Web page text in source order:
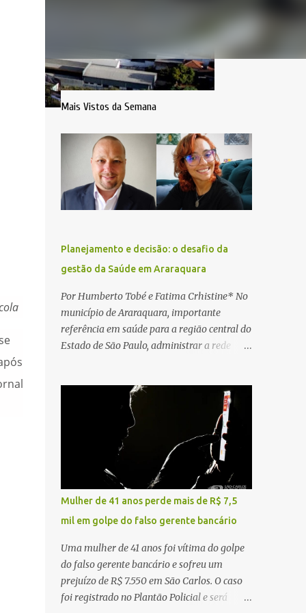
Mais Vistos da Semana
Planejamento e decisão: o desafio da
gestão da Saúde em Araraquara
Por Humberto Tobé e Fatima Crhistine* No
município de Araraquara, importante
referência em saúde para a região central do
Estado de São Paulo, administrar a rede
A cidade concentra hospitais, unidades
especializadas e serviços de média e alta
complexidade que atendem pacientes não
apenas do município, mas também de
diversas cidades do entorno, ampliando
significativamente a responsabilidade da
gestão sobre o Sistema Único de Saúde
(SUS). Nos últimos anos, o Governo Federal
tem ampliado investimentos destinados ao
fortalecimento da atenção básica, da
infraestrutura hospitalar e da
regionalização dos serviços de saúde.
Entretanto, em um cenário de demandas
Mulher de 41 anos perde mais de R$ 7,5
mil em golpe do falso gerente bancário
Uma mulher de 41 anos foi vítima do golpe
do falso gerente bancário e sofreu um
prejuízo de R$ 7.550 em São Carlos. O caso
foi registrado no Plantão Policial e será